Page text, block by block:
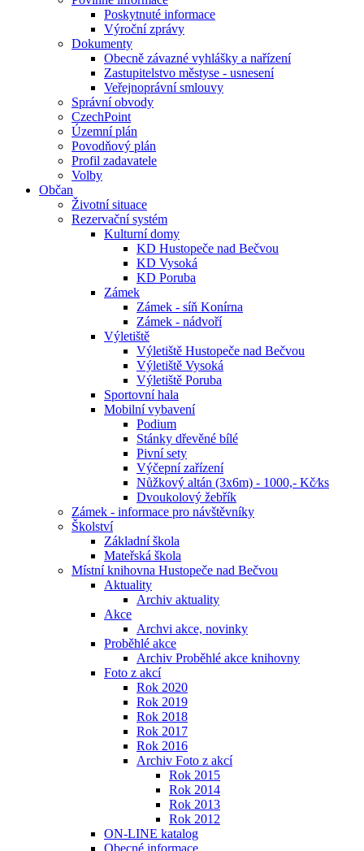
Poskytnuté informace
Výroční zprávy
Dokumenty
Obecně závazné vyhlášky a nařízení
Zastupitelstvo městyse - usnesení
Veřejnoprávní smlouvy
Správní obvody
CzechPoint
Územní plán
Povodňový plán
Profil zadavatele
Volby
Občan
Životní situace
Rezervační systém
Kulturní domy
KD Hustopeče nad Bečvou
KD Vysoká
KD Poruba
Zámek
Zámek - síň Konírna
Zámek - nádvoří
Výletiště
Výletiště Hustopeče nad Bečvou
Výletiště Vysoká
Výletiště Poruba
Sportovní hala
Mobilní vybavení
Podium
Stánky dřevěné bílé
Pivní sety
Výčepní zařízení
Nůžkový altán (3x6m) - 1000,- Kč⁄ks
Dvoukolový žebřík
Zámek - informace pro návštěvníky
Školství
Základní škola
Mateřská škola
Místní knihovna Hustopeče nad Bečvou
Aktuality
Archiv aktuality
Akce
Archvi akce, novinky
Proběhlé akce
Archiv Proběhlé akce knihovny
Foto z akcí
Rok 2020
Rok 2019
Rok 2018
Rok 2017
Rok 2016
Archiv Foto z akcí
Rok 2015
Rok 2014
Rok 2013
Rok 2012
ON-LINE katalog
Obecné informace